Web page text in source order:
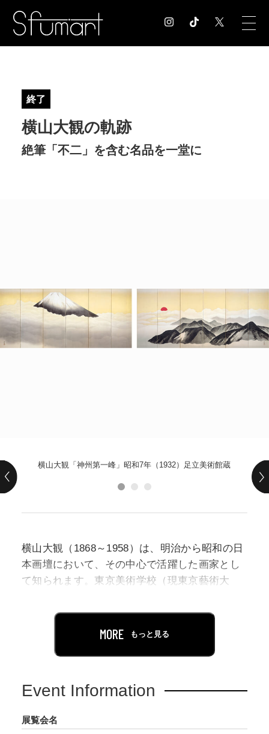
EXHIBITION
MUSEUM 美術館情報
POLICY COMPANY
終了
横山大観の軌跡
絶筆「不二」を含む名品を一堂に
横山大観「神州第一峰」昭和7年（1932）足立美術館蔵
横山大観（1868～1958）は、明治から昭和の日
本画壇において、その中心で活躍した画家とし
て知られます。東京美術学校（現東京藝術大
げた日本画の改革という理想のもと、日本美術
院（院展）の創立に参加。院展を舞台に多くの
く社会的にも大きな影響を与えた画家です。
本展では、足立美術館の開館55周年を記念し、
MORE もっと見る
Event Information
展覧会名